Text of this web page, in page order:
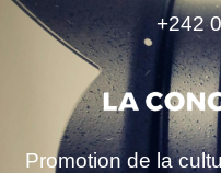
+242
Promotion de la